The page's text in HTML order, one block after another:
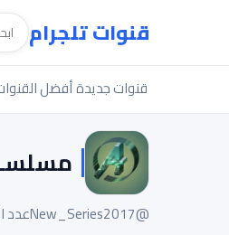
قنوات تلجرام
قنوات جديدةأفضل
@New_Series2017
عدد